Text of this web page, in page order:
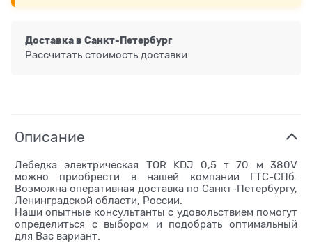
Доставка в Санкт-Петербург
Рассчитать стоимость доставки
Описание
Лебедка электрическая TOR KDJ 0,5 т 70 м 380V
можно приобрести в нашей компании ГТС-СПб.
Возможна оперативная доставка по Санкт-Петербургу,
Ленинградской области, России.
Наши опытные консультанты с удовольствием помогут
определиться с выбором и подобрать оптимальный
для Вас вариант.